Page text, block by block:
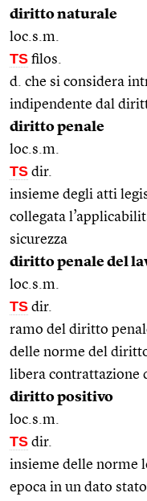
diritto naturale
loc.s.m.
TS filos.
d. che si considera
indipendente dal
diritto penale
loc.s.m.
TS dir.
insieme degli atti
collegata
sicurezza
diritto penale del
loc.s.m.
TS dir.
ramo del diritto
delle norme del
libera contrattazione
diritto positivo
loc.s.m.
TS dir.
insieme delle norme
epoca in un dato stato